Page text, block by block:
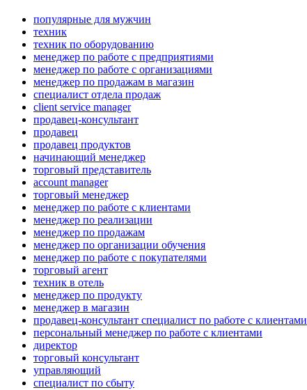
популярные для мужчин
техник
техник по оборудованию
менеджер по работе с предприятиями
менеджер по работе с организациями
менеджер по продажам в магазин
специалист отдела продаж
client service manager
продавец-консультант
продавец
продавец продуктов
начинающий менеджер
торговый представитель
account manager
торговый менеджер
менеджер по работе с клиентами
менеджер по реализации
менеджер по продажам
менеджер по организации обучения
менеджер по работе с покупателями
торговый агент
техник в отель
менеджер по продукту
менеджер в магазин
продавец-консультант специалист по работе с клиентами
персональный менеджер по работе с клиентами
директор
торговый консультант
управляющий
специалист по сбыту